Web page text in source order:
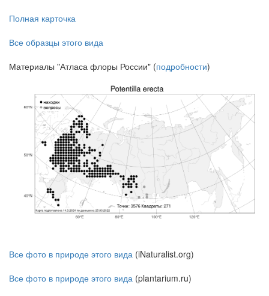
Полная карточка
Все образцы этого вида
Материалы "Атласа флоры России" (подробности)
Все фото в природе этого вида (iNaturalist.org)
Все фото в природе этого вида (plantarium.ru)